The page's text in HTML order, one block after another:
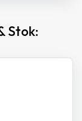
Stok: